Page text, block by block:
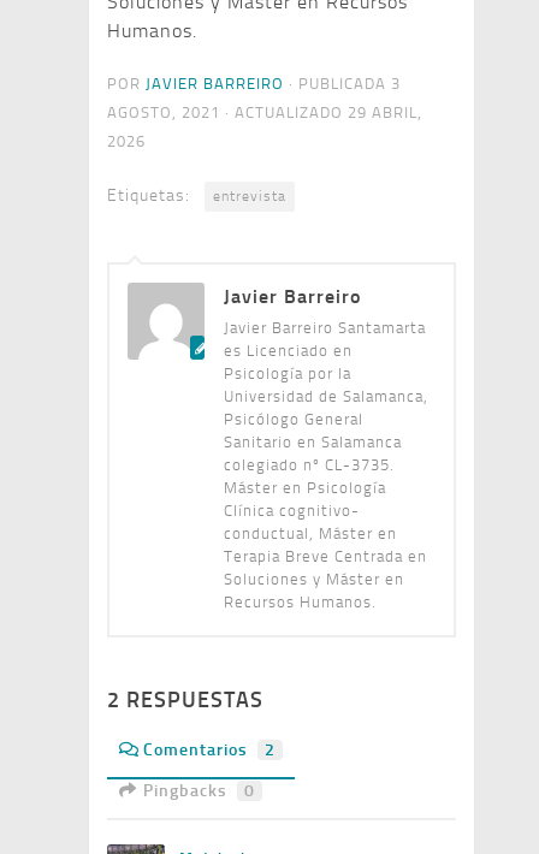
Humanos.
POR JAVIER BARREIRO · PUBLICADA 3
AGOSTO, 2021 · ACTUALIZADO 29 ABRIL,
2026
Etiquetas: entrevista
Javier Barreiro
Javier Barreiro Santamarta
es Licenciado en
Psicología por la
Universidad de Salamanca,
Psicólogo General
Sanitario en Salamanca
colegiado nº CL-3735.
Máster en Psicología
Clínica cognitivo-
conductual, Máster en
Terapia Breve Centrada en
Soluciones y Máster en
Recursos Humanos.
2 RESPUESTAS
Comentarios
2
Pingbacks
0